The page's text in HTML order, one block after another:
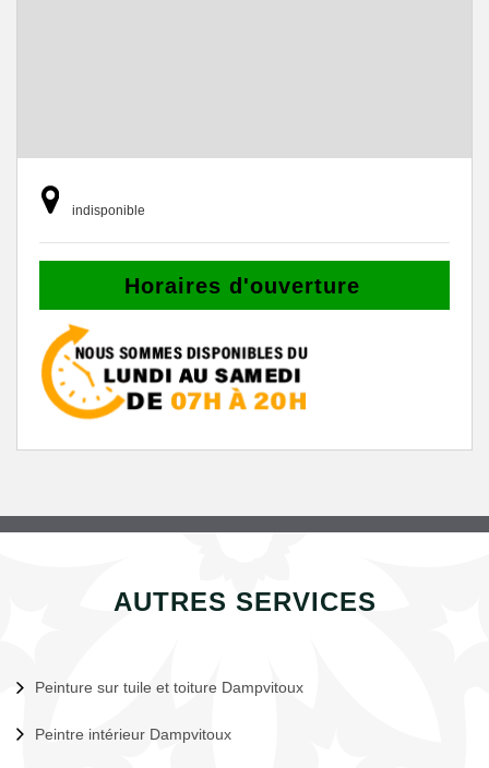
indisponible
Horaires d'ouverture
AUTRES SERVICES
Peinture sur tuile et toiture Dampvitoux
Peintre intérieur Dampvitoux